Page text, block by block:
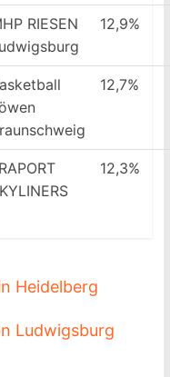
RIESEN
12,9%
12,7%
12,3%
Heidelberg
Ludwigsburg